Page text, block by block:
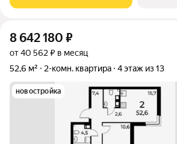
8 642 180 ₽
от 40 562 ₽ в месяц
52,6 м²
2-комн. квартира 4 этаж из 13
новостройка